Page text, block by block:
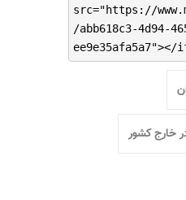
src="https://
/abb618c3-4d94-
ee9e35afa5a7"></
خارج کشور